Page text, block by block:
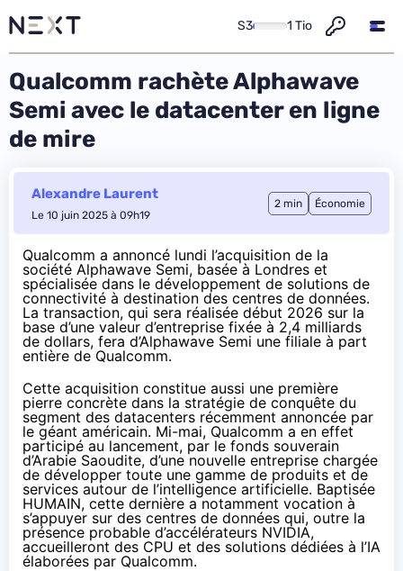
S3 1 Tio
Qualcomm rachète Alphawave
Semi avec le datacenter en ligne
de mire
Alexandre Laurent
Le 10 juin 2025 à 09h19
2 min Économie
Qualcomm a annoncé lundi l’acquisition de la
société Alphawave Semi, basée à Londres et
spécialisée dans le développement de solutions de
connectivité à destination des centres de données.
La transaction, qui sera réalisée début 2026 sur la
base d’une valeur d’entreprise fixée à 2,4 milliards
de dollars, fera d’Alphawave Semi une filiale à part
entière de Qualcomm.
Cette acquisition constitue aussi une première
pierre concrète dans la stratégie de conquête du
segment des datacenters récemment annoncée par
le géant américain. Mi-mai, Qualcomm a en effet
participé au lancement, par le fonds souverain
d’Arabie Saoudite, d’une nouvelle entreprise chargée
de développer toute une gamme de produits et de
services autour de l’intelligence artificielle. Baptisée
HUMAIN, cette dernière a notamment vocation à
s’appuyer sur des centres de données qui, outre la
présence probable d’accélérateurs NVIDIA,
accueilleront des CPU et des solutions dédiées à l’IA
élaborées par Qualcomm.